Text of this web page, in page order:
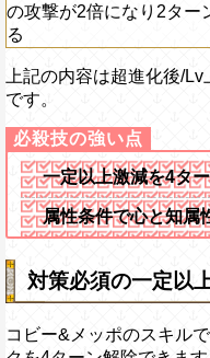
の攻撃が2倍になり2ター
る
上記の内容は超進化後/
です。
一定以上激減を4タ
属性条件で心と知属
対策必須の一定以
コビー&メッポのスキル